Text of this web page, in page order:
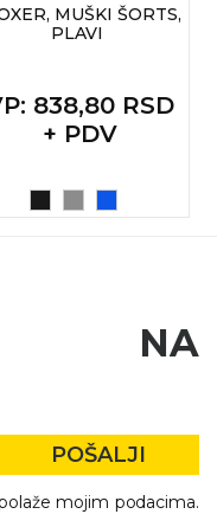
MUŠKI ŠORTS,
PLAVI
: 838,80 RSD
+ PDV
NA
POŠALJI
mojim podacima.